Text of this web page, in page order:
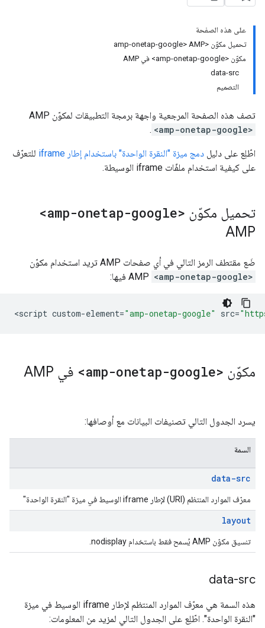
على هذه الصفحة
تحميل مكوّن <amp-onetap-google> AMP
مكوّن <amp-onetap-google> في AMP
data-src
التصميم
تصف هذه الصفحة المرجعية واجهة برمجة التطبيقات لمكوّن AMP
<amp-onetap-google>
.
اطّلِع على دليل دمج ميزة "النقرة الواحدة" باستخدام إطار iframe
للتعرّف
على كيفية استخدام ملفّات iframe الوسيطة.
تحميل مكوّن <amp-onetap-google>
AMP
ضَع مقتطف الرمز التالي في أي صفحات AMP تريد استخدام مكوّن
<amp-onetap-google>
<script custom-element="amp-onetap-google" src=
مكوّن <amp-onetap-google> في AMP
يسرد الجدول التالي تصنيفات البيانات مع أوصافها:
السمة
data-src
معرّف الموارد المنتظم (URI) لإطار iframe الوسيط في ميزة "النقرة الواحدة"
layout
تنسيق مكوّن AMP يُسمح فقط باستخدام nodisplay.
data-src
هذه السمة هي معرّف الموارد المنتظم لإطار iframe الوسيط في ميزة
"النقرة الواحدة". اطّلِع على الجدول التالي لمزيد من المعلومات: